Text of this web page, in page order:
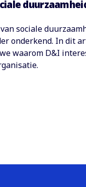
sociale
onderkend. In dit
waarom D&I